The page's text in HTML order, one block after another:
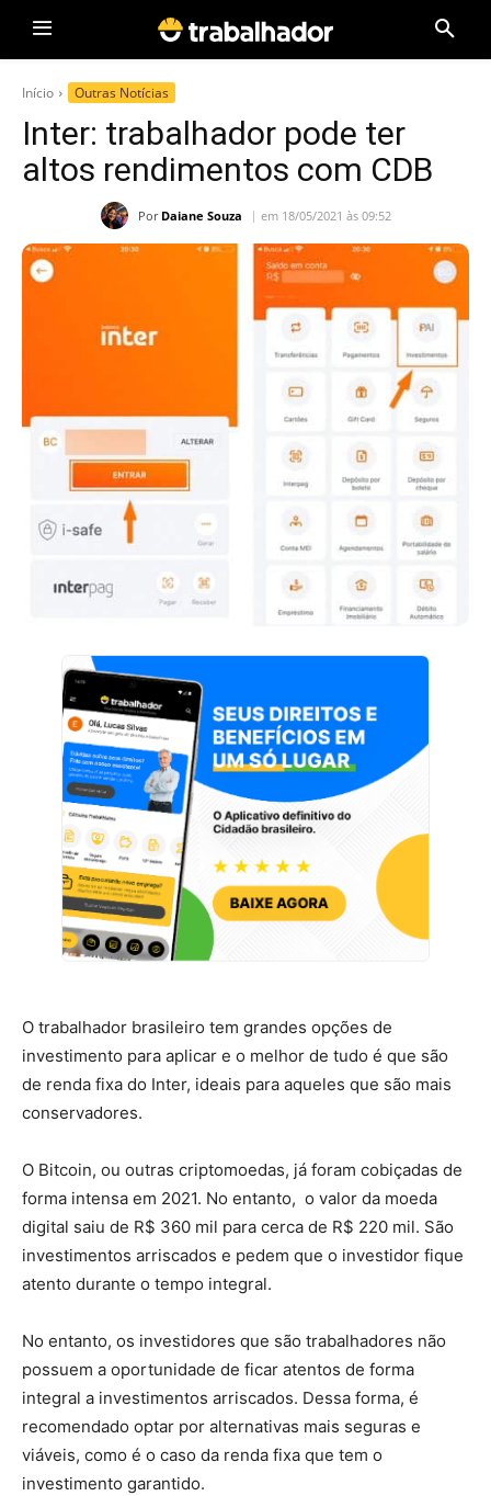
Início Outras Notícias
Inter: trabalhador pode ter
altos rendimentos com CDB
Por Daiane Souza em 18/05/2021 às 09:52
O trabalhador brasileiro tem grandes opções de
investimento para aplicar e o melhor de tudo é que são
de renda fixa do Inter, ideais para aqueles que são mais
conservadores.
O Bitcoin, ou outras criptomoedas, já foram cobiçadas de
forma intensa em 2021. No entanto, o valor da moeda
digital saiu de R$ 360 mil para cerca de R$ 220 mil. São
investimentos arriscados e pedem que o investidor fique
atento durante o tempo integral.
No entanto, os investidores que são trabalhadores não
possuem a oportunidade de ficar atentos de forma
integral a investimentos arriscados. Dessa forma, é
recomendado optar por alternativas mais seguras e
viáveis, como é o caso da renda fixa que tem o
investimento garantido.